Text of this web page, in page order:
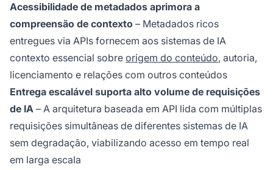
Acessibilidade de metadados aprimora a
compreensão de contexto – Metadados ricos
entregues via APIs fornecem aos sistemas de IA
contexto essencial sobre origem do conteúdo, autoria,
licenciamento e relações com outros conteúdos
Entrega escalável suporta alto volume de requisições
de IA – A arquitetura baseada em API lida com múltiplas
requisições simultâneas de diferentes sistemas de IA
sem degradação, viabilizando acesso em tempo real
em larga escala